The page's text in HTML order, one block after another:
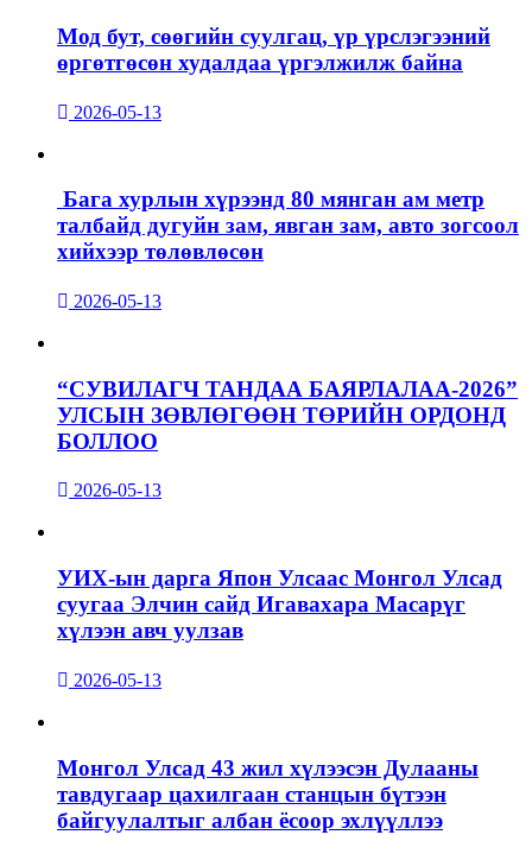
Мод бут, сөөгийн суулгац, үр үрслэгээний
өргөтгөсөн худалдаа үргэлжилж байна
2026-05-13
Бага хурлын хүрээнд 80 мянган ам метр
талбайд дугуйн зам, явган зам, авто зогсоол
хийхээр төлөвлөсөн
2026-05-13
“СУВИЛАГЧ ТАНДАА БАЯРЛАЛАА-2026”
УЛСЫН ЗӨВЛӨГӨӨН ТӨРИЙН ОРДОНД
БОЛЛОО
2026-05-13
УИХ-ын дарга Япон Улсаас Монгол Улсад
суугаа Элчин сайд Игавахара Масарүг
хүлээн авч уулзав
2026-05-13
Монгол Улсад 43 жил хүлээсэн Дулааны
тавдугаар цахилгаан станцын бүтээн
байгуулалтыг албан ёсоор эхлүүллээ